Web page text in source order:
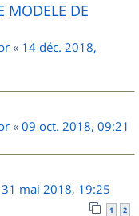
MODELE DE
« 14 déc. 2018,
« 09 oct. 2018, 09:21
31 mai 2018, 19:25
1 2